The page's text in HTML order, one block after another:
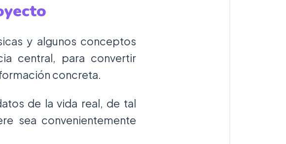
y algunos conceptos
central, para convertir
concreta.
de la vida real, de tal
sea convenientemente